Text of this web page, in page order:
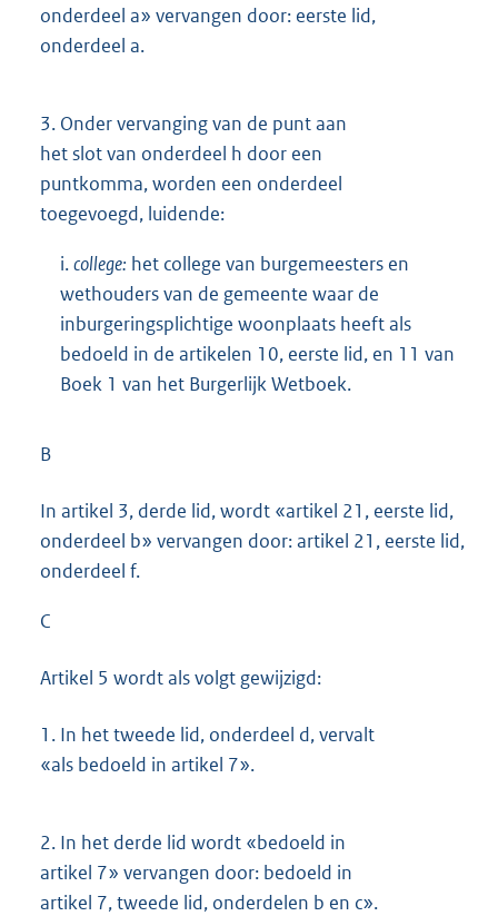
onderdeel a» vervangen door: eerste lid,
onderdeel a.
3. Onder vervanging van de punt aan
het slot van onderdeel h door een
puntkomma, worden een onderdeel
toegevoegd, luidende:
i.college: het college van burgemeesters en
wethouders van de gemeente waar de
inburgeringsplichtige woonplaats heeft als
bedoeld in de artikelen 10, eerste lid, en 11 van
Boek 1 van het Burgerlijk Wetboek.
B
In artikel 3, derde lid, wordt «artikel 21, eerste lid,
onderdeel b» vervangen door: artikel 21, eerste lid,
onderdeel f.
C
Artikel 5 wordt als volgt gewijzigd:
1. In het tweede lid, onderdeel d, vervalt
«als bedoeld in artikel 7».
2. In het derde lid wordt «bedoeld in
artikel 7» vervangen door: bedoeld in
artikel 7, tweede lid, onderdelen b en c».